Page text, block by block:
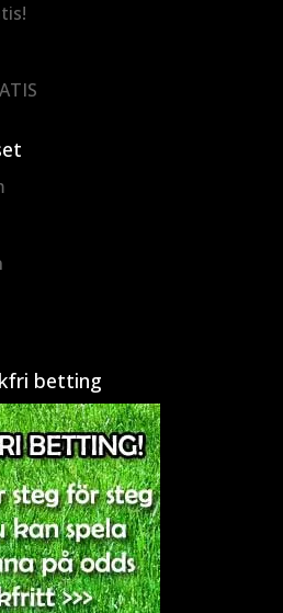
betting